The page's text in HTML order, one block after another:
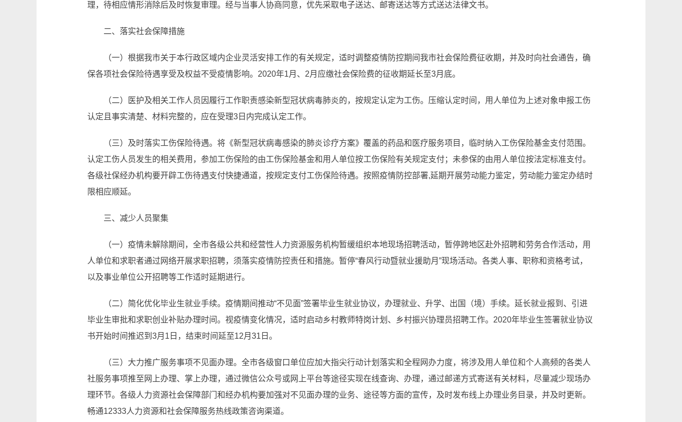
理，待相应情形消除后及时恢复审理。经与当事人协商同意，优先采取电子送达、邮寄送达等方式送达法律文书。
二、落实社会保障措施
（一）根据我市关于本行政区域内企业灵活安排工作的有关规定，适时调整疫情防控期间我市社会保险费征收期，并及时向社会通告，确
保各项社会保险待遇享受及权益不受疫情影响。2020年1月、2月应缴社会保险费的征收期延长至3月底。
（二）医护及相关工作人员因履行工作职责感染新型冠状病毒肺炎的，按规定认定为工伤。压缩认定时间，用人单位为上述对象申报工伤
认定且事实清楚、材料完整的，应在受理3日内完成认定工作。
（三）及时落实工伤保险待遇。将《新型冠状病毒感染的肺炎诊疗方案》覆盖的药品和医疗服务项目，临时纳入工伤保险基金支付范围。
认定工伤人员发生的相关费用，参加工伤保险的由工伤保险基金和用人单位按工伤保险有关规定支付；未参保的由用人单位按法定标准支付。
各级社保经办机构要开辟工伤待遇支付快捷通道，按规定支付工伤保险待遇。按照疫情防控部署,延期开展劳动能力鉴定，劳动能力鉴定办结时
限相应顺延。
三、减少人员聚集
（一）疫情未解除期间，全市各级公共和经营性人力资源服务机构暂缓组织本地现场招聘活动，暂停跨地区赴外招聘和劳务合作活动，用
人单位和求职者通过网络开展求职招聘，须落实疫情防控责任和措施。暂停“春风行动暨就业援助月”现场活动。各类人事、职称和资格考试，
以及事业单位公开招聘等工作适时延期进行。
（二）简化优化毕业生就业手续。疫情期间推动“不见面”签署毕业生就业协议，办理就业、升学、出国（境）手续。延长就业报到、引进
毕业生审批和求职创业补贴办理时间。视疫情变化情况，适时启动乡村教师特岗计划、乡村振兴协理员招聘工作。2020年毕业生签署就业协议
书开始时间推迟到 3月1日，结束时间延至12月31日。
（三）大力推广服务事项不见面办理。全市各级窗口单位应加大指尖行动计划落实和全程网办力度，将涉及用人单位和个人高频的各类人
社服务事项推至网上办理、掌上办理，通过微信公众号或网上平台等途径实现在线查询、办理，通过邮递方式寄送有关材料，尽量减少现场办
理环节。各级人力资源社会保障部门和经办机构要加强对不见面办理的业务、途径等方面的宣传，及时发布线上办理业务目录，并及时更新。
畅通12333人力资源和社会保障服务热线政策咨询渠道。